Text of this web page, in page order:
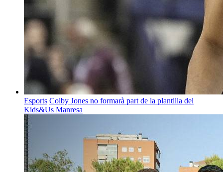
Esports Colby Jones no formarà part de la plantilla del
Kids&Us Manresa